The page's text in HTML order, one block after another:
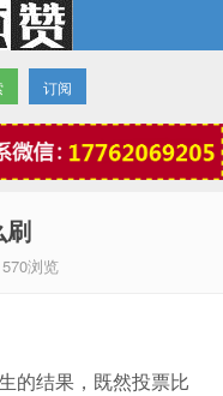
订阅
刷
570浏览
的结果，既然投票比